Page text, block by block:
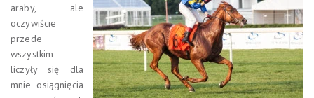
araby, ale
oczywiście
przede
wszystkim
liczyły się dla
mnie osiągnięcia